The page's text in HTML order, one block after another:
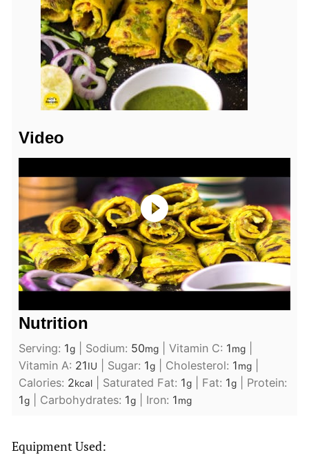
Video
Nutrition
Serving: 1g Sodium: 50mg Vitamin C: 1mg
Vitamin A: 21IU Sugar: 1g Cholesterol: 1mg
Calories: 2kcal Saturated Fat: 1g Fat: 1g
Protein:
1g Carbohydrates: 1g Iron: 1mg
Equipment Used: